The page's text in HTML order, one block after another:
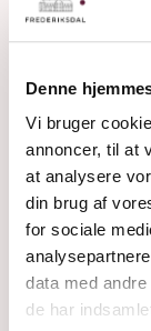
Denne
Vi bruger
annoncer, til at
at analysere
din brug af
for sociale
data med
de har